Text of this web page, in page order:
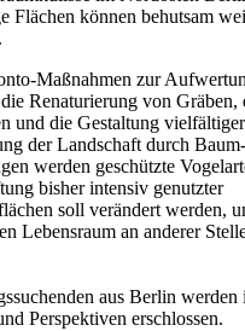
Flächen können behutsam
Maßnahmen zur
Renaturierung von
und die Gestaltung
der Landschaft durch
werden geschützte
bisher intensiv genutzter
soll verändert werden,
Lebensraum an anderer
aus Berlin werden
Perspektiven erschlossen.